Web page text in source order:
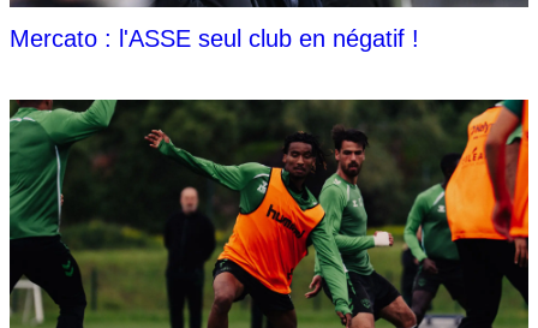
Mercato : l'ASSE seul club en négatif !